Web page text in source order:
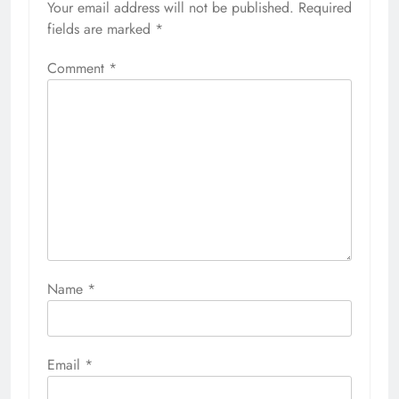
Your email address will not be published. Required
fields are marked *
Comment *
Name *
Email *